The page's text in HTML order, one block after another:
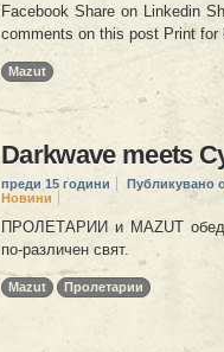
Facebook Share on Linkedin
comments on this post Print
Mazut
Darkwave meets
преди 15 години Публикувано
Новини
ПРОЛЕТАРИИ и MAZUT
по-различен свят.
Mazut Пролетарии